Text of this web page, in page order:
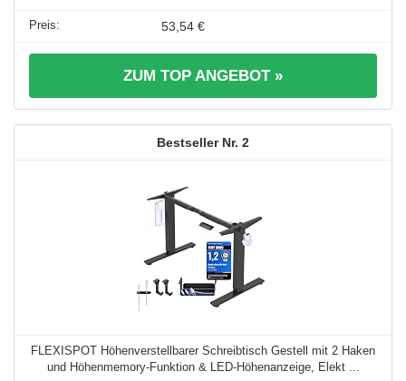
53,54 €
ZUM TOP ANGEBOT »
2
FLEXISPOT Höhenverstellbarer Schreibtisch Gestell mit 2 Haken
und Höhenmemory-Funktion & LED-Höhenanzeige, Elekt ...